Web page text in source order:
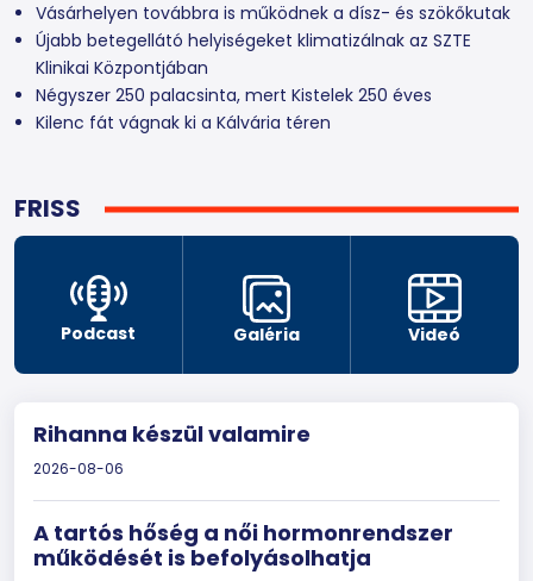
FRISS
Podcast Galéria Videó
Rihanna készül valamire
2026-08-06
A tartós hőség a női hormonrendszer
működését is befolyásolhatja
Vásárhelyen továbbra is működnek a dísz- és szökőkutak
Újabb betegellátó helyiségeket klimatizálnak az SZTE
Klinikai Központjában
Négyszer 250 palacsinta, mert Kistelek 250 éves
Kilenc fát vágnak ki a Kálvária téren